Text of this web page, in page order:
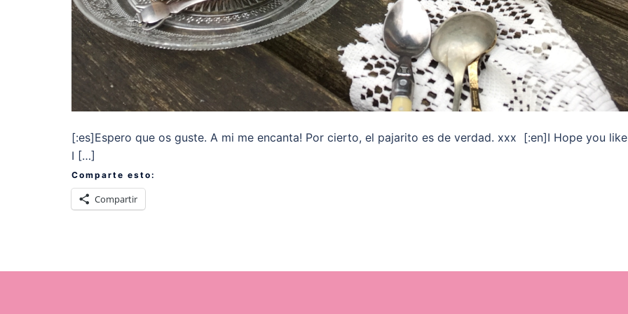
[:es]Espero que os guste. A mi me encanta! Por cierto, el pajarito es de verdad. xxx [:en]I Hope you
I […]
Comparte esto:
Compartir